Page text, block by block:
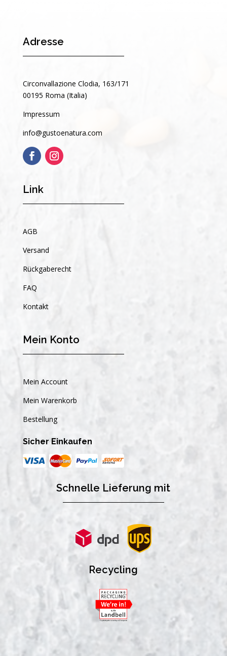
Adresse
Circonvallazione Clodia, 163/171
00195 Roma (Italia)
Impressum
info@gustoenatura.com
Link
AGB
Versand
Rückgaberecht
FAQ
Kontakt
Mein Konto
Mein Account
Mein Warenkorb
Bestellung
Sicher Einkaufen
Schnelle Lieferung mit
Recycling